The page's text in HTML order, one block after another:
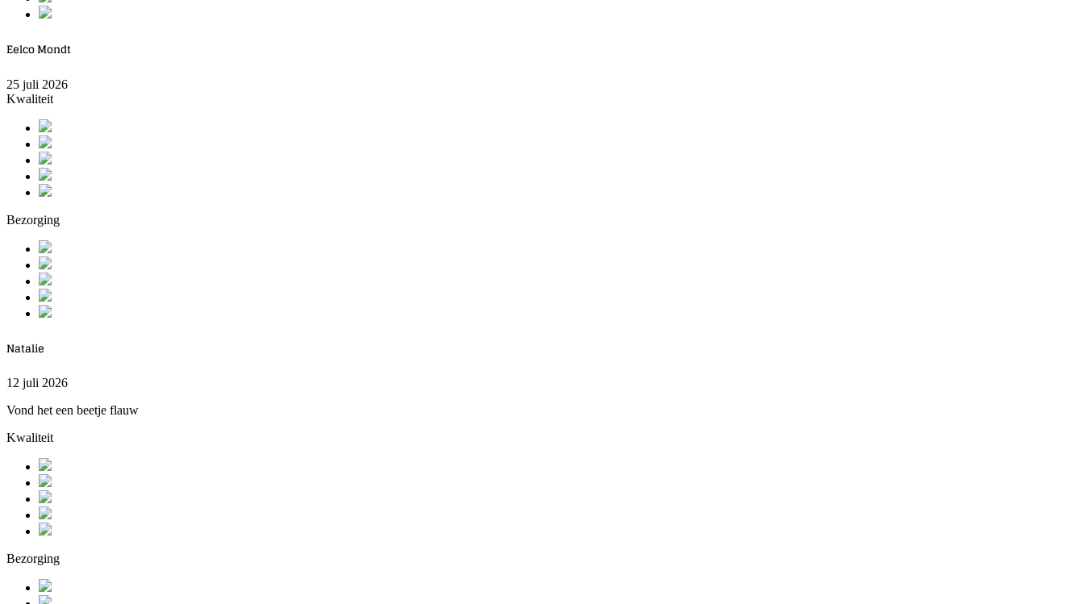
Eelco Mondt
25 juli 2026
Kwaliteit
Bezorging
Natalie
12 juli 2026
Vond het een beetje flauw
Kwaliteit
Bezorging